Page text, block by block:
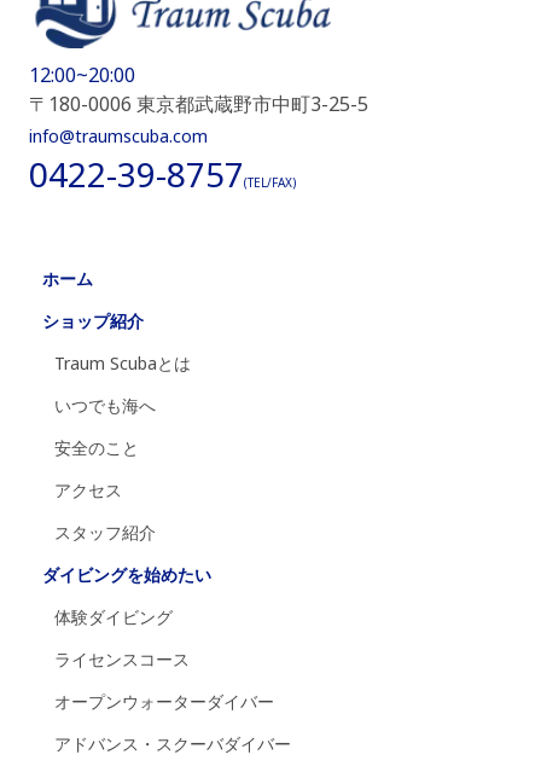
12:00~20:00
〒180-0006 東京都武蔵野市中町3-25-5
info@traumscuba.com
0422-39-8757(TEL/FAX)
ホーム
ショップ紹介
Traum Scubaとは
いつでも海へ
安全のこと
アクセス
スタッフ紹介
ダイビングを始めたい
体験ダイビング
ライセンスコース
オープンウォーターダイバー
アドバンス・スクーバダイバー